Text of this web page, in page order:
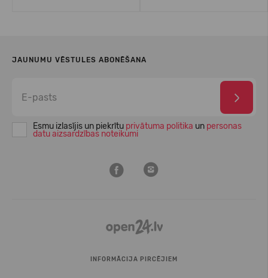
JAUNUMU VĒSTULES ABONĒŠANA
Esmu izlasījis un piekrītu privātuma politika un personas
datu aizsardzības noteikumi
INFORMĀCIJA PIRCĒJIEM